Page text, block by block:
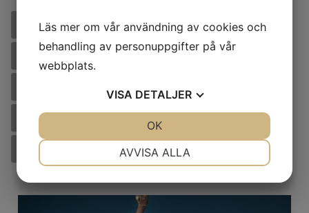
Alla Band Dans DJ Dragshow
Humor Instrumentalist
Shower
Värd/Värdinna
Läs mer om vår användning av cookies och
behandling av personuppgifter på vår
webbplats.
VISA DETALJER
MARKNADSFÖRING STATISTIK
AVVISA ALLA
OK